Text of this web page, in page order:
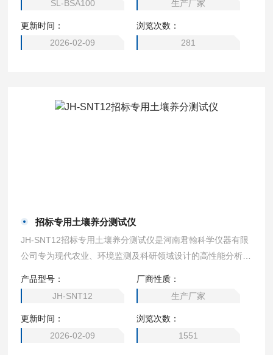
SL-BSA100
生产厂家
更新时间：
2026-02-09
浏览次数：
281
招标专用土壤养分测试仪
JH-SNT12招标专用土壤养分测试仪是河南君翰科学仪器有限
公司专为现代农业、环境监测及科研领域设计的高性能分析设
旨在解决用户在土壤养分分析中面临的效率低、操作复杂、数
据管理不便等核心痛点。
产品型号：
JH-SNT12
厂商性质：
生产厂家
更新时间：
2026-02-09
浏览次数：
1551